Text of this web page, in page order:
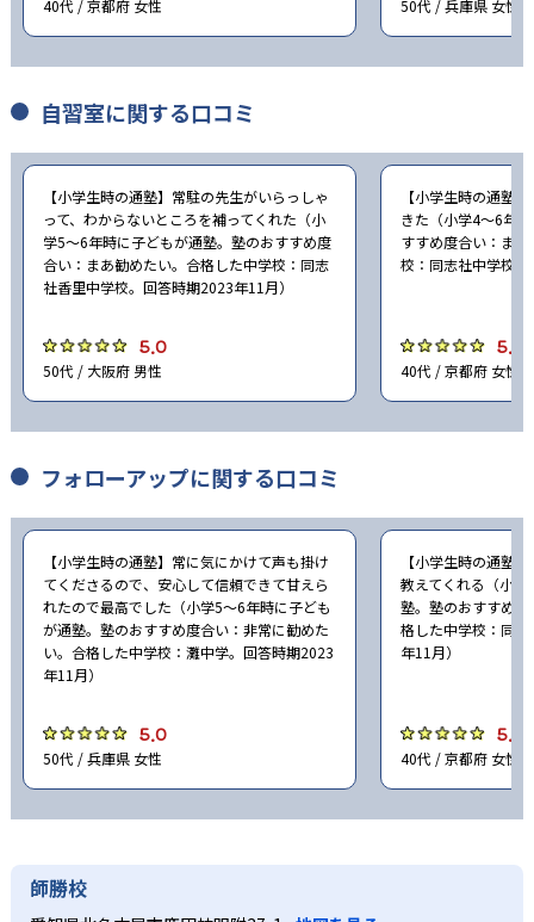
40代 / 京都府 女性 50代 / 兵庫県 女性
自習室に関する口コミ
【小学生時の通塾】常駐の先生がいらっしゃ
って、わからないところを補ってくれた（小
学5〜6年時に子どもが通塾。塾のおすすめ度
合い：まあ勧めたい。合格した中学校：同志
社香里中学校。回答時期2023年11月）
5.0
50代 / 大阪府 男性
【小学生時の通塾
きた（小学4〜6年
すすめ度合い：ま
校：同志社中学校
5.0
40代 / 京都府 女性
フォローアップに関する口コミ
【小学生時の通塾】常に気にかけて声も掛け
てくださるので、安心して信頼できて甘えら
れたので最高でした（小学5〜6年時に子ども
が通塾。塾のおすすめ度合い：非常に勧めた
い。合格した中学校：灘中学。回答時期2023
年11月）
5.0
50代 / 兵庫県 女性
【小学生時の通塾
教えてくれる（小
塾。塾のおすすめ
格した中学校：同
年11月）
5.0
40代 / 京都府 女性
師勝校